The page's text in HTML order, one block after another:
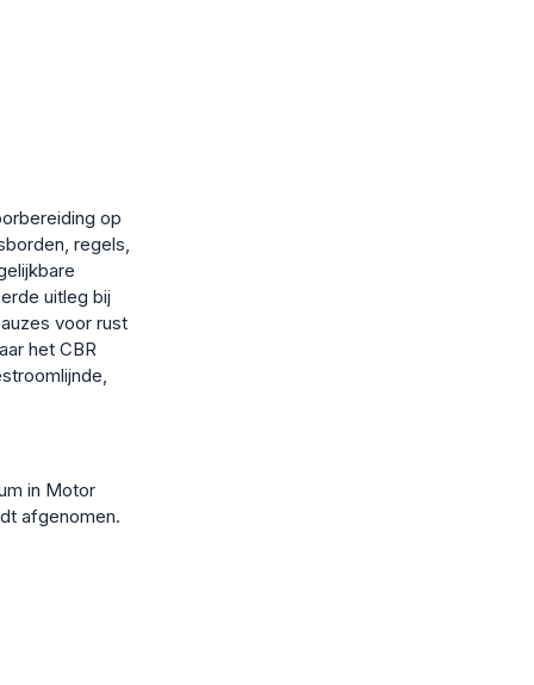
op
regels,
uitleg bij
voor rust
het CBR
in Motor
afgenomen.